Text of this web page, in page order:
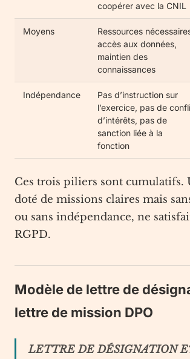
coopérer avec la CNIL
Moyens
Ressources
accès aux données,
maintien des
connaissances
Indépendance
Pas d’instruction sur
l’exercice, pas de
d’intérêts, pas de
sanction liée à la
fonction
Ces trois piliers sont cumulatifs.
doté de missions claires mais
ou sans indépendance, ne
RGPD.
Modèle de lettre de
lettre de mission DPO
LETTRE DE DÉSIGNATION